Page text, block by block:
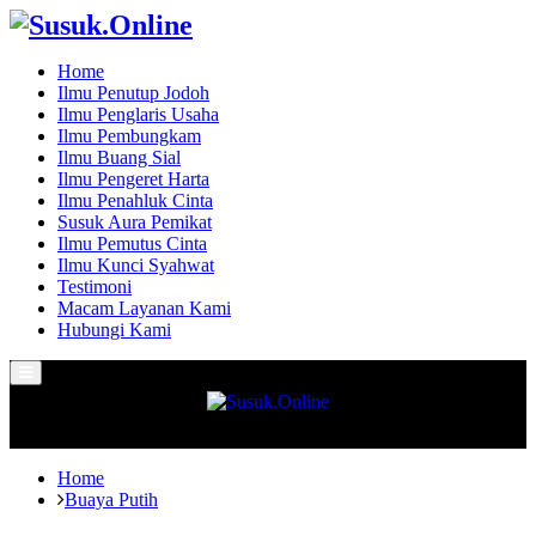
Home
Ilmu Penutup Jodoh
Ilmu Penglaris Usaha
Ilmu Pembungkam
Ilmu Buang Sial
Ilmu Pengeret Harta
Ilmu Penahluk Cinta
Susuk Aura Pemikat
Ilmu Pemutus Cinta
Ilmu Kunci Syahwat
Testimoni
Macam Layanan Kami
Hubungi Kami
Menu
Home
Buaya Putih